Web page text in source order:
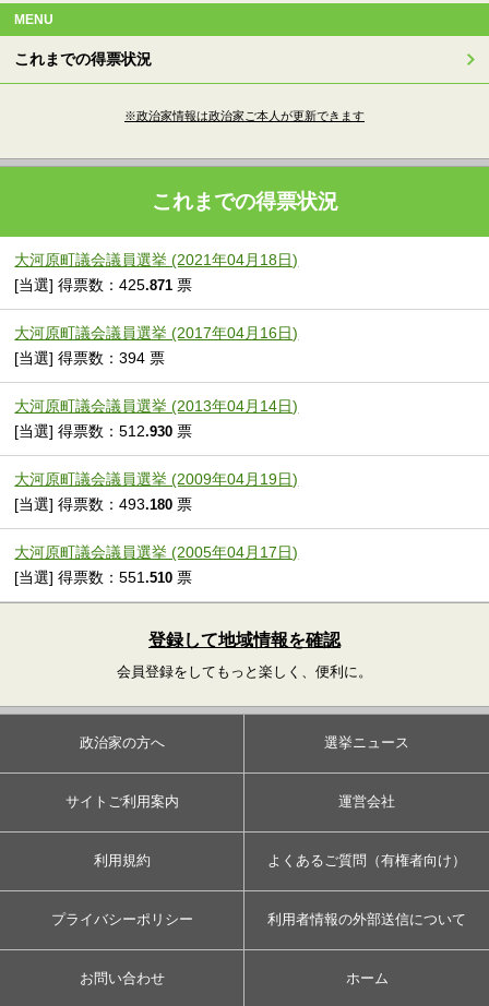
MENU
これまでの得票状況
※政治家情報は政治家ご本人が更新できます
これまでの得票状況
大河原町議会議員選挙 (2021年04月18日)
[当選] 得票数：425.871 票
大河原町議会議員選挙 (2017年04月16日)
[当選] 得票数：394 票
大河原町議会議員選挙 (2013年04月14日)
[当選] 得票数：512.930 票
大河原町議会議員選挙 (2009年04月19日)
[当選] 得票数：493.180 票
大河原町議会議員選挙 (2005年04月17日)
[当選] 得票数：551.510 票
登録して地域情報を確認
会員登録をしてもっと楽しく、便利に。
政治家の方へ 選挙ニュース
サイトご利用案内 運営会社
利用規約 よくあるご質問（有権者向け）
プライバシーポリシー 利用者情報の外部送信について
お問い合わせ ホーム